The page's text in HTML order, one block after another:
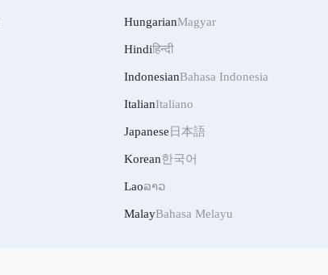
HungarianMagyar
Hindiहिन्दी
IndonesianBahasa Indonesia
ItalianItaliano
Japanese 日本語
Korean한국어
Laoລາວ
MalayBahasa Melayu